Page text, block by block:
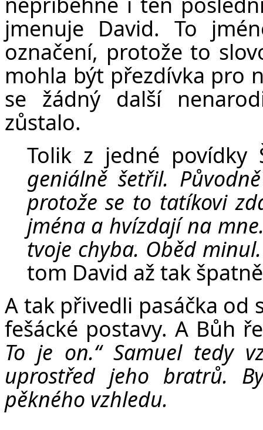
jmenuje David. To
označení, protože to
mohla být přezdívka pro
se žádný další
zůstalo.
Tolik z jedné
geniálně šetřil.
protože se to tatíkovi
jména a hvízdají na
tvoje chyba. Oběd
tom David až tak
A tak přivedli pasáčka od
fešácké postavy. A Bůh
To je on.“ Samuel tedy
uprostřed jeho bratrů.
pěkného vzhledu.